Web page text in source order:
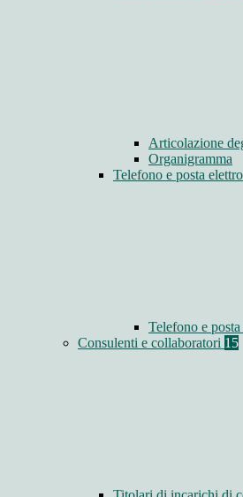
Articolazione
Organigramma
Telefono e posta
Telefono e
Consulenti e collaboratori 15